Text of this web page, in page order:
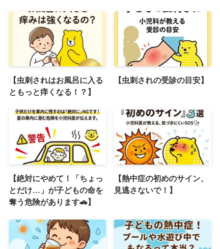
【虫刺されはお風呂に入る
ともっと痒くなる！？】
【虫刺されの受診の目安】
【絶対にやめて！「ちょっ
とだけ…」が子どもの命を
奪う危険があります🚗】
【熱中症の初めのサイン、
見逃さないで！】